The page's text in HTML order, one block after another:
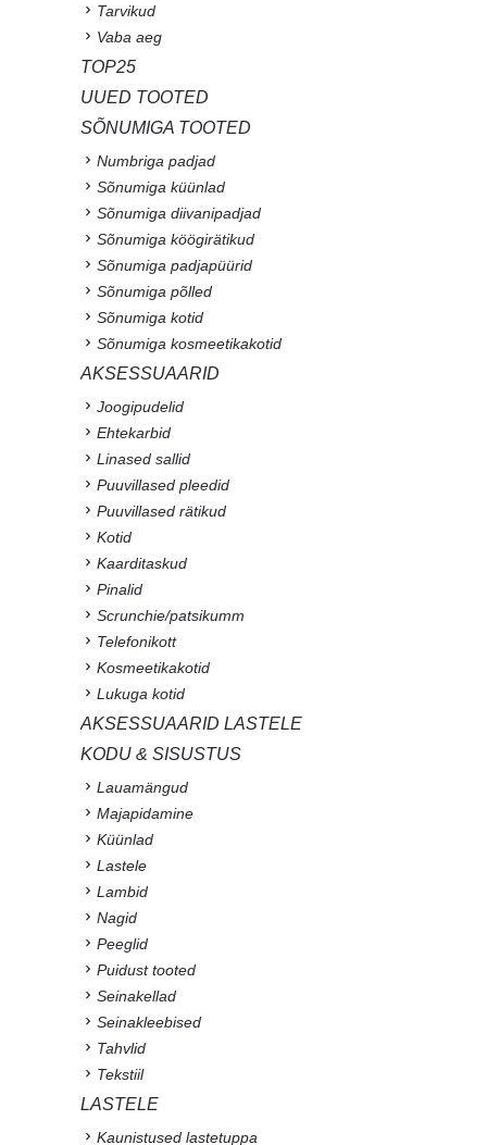
Tarvikud
Vaba aeg
TOP25
UUED TOOTED
SÕNUMIGA TOOTED
Numbriga padjad
Sõnumiga küünlad
Sõnumiga diivanipadjad
Sõnumiga köögirätikud
Sõnumiga padjapüürid
Sõnumiga põlled
Sõnumiga kotid
Sõnumiga kosmeetikakotid
AKSESSUAARID
Joogipudelid
Ehtekarbid
Linased sallid
Puuvillased pleedid
Puuvillased rätikud
Kotid
Kaarditaskud
Pinalid
Scrunchie/patsikumm
Telefonikott
Kosmeetikakotid
Lukuga kotid
AKSESSUAARID LASTELE
KODU & SISUSTUS
Lauamängud
Majapidamine
Küünlad
Lastele
Lambid
Nagid
Peeglid
Puidust tooted
Seinakellad
Seinakleebised
Tahvlid
Tekstiil
LASTELE
Kaunistused lastetuppa